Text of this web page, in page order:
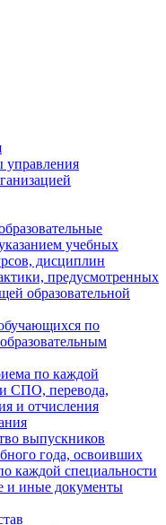
управления
учебных
дисциплин
предусмотренных
образовательной
по
по каждой
СПО, перевода,
и отчисления
выпускников
года, освоивших
специальности
и иные документы